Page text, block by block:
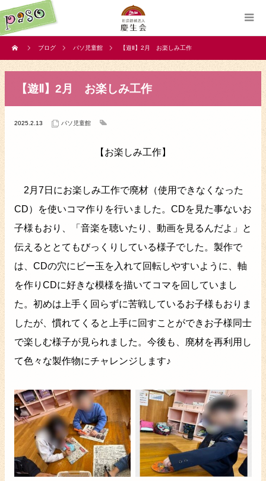
ブログ パソ児童館 【遊Ⅱ】2月 お楽しみ工作
【遊Ⅱ】2月 お楽しみ工作
2025.2.13 パソ児童館
【お楽しみ工作】
2月7日にお楽しみ工作で廃材（使用できなくなった
CD）を使いコマ作りを行いました。CDを見た事ないお
子様もおり、「音楽を聴いたり、動画を見るんだよ」と
伝えるととてもびっくりしている様子でした。製作で
は、CDの穴にビー玉を入れて回転しやすいように、軸
を作りCDに好きな模様を描いてコマを回していまし
た。初めは上手く回らずに苦戦しているお子様もおりま
したが、慣れてくると上手に回すことができお子様同士
で楽しむ様子が見られました。今後も、廃材を再利用し
て色々な製作物にチャレンジします♪